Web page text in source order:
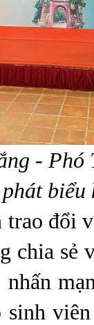
-
biểu
chia sẻ